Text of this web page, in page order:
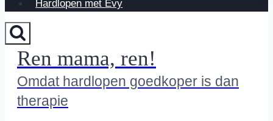
Hardlopen met Evy
Ren mama, ren!
Omdat hardlopen goedkoper is dan
therapie